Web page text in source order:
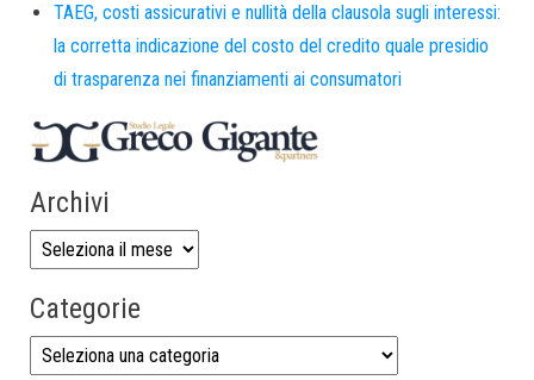
TAEG, costi assicurativi e nullità della clausola sugli interessi:
la corretta indicazione del costo del credito quale presidio
di trasparenza nei finanziamenti ai consumatori
Archivi
Categorie